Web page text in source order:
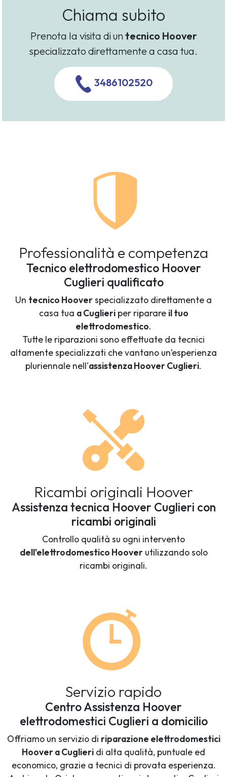
Chiama subito
Prenota la visita di untecnico Hoover
specializzato direttamente a casa tua.
3486102520
Professionalità e competenza
Tecnico elettrodomestico Hoover
Cuglieri qualificato
Un tecnico Hooverspecializzato direttamente a
casa tua a Cuglieriper riparare il tuo
elettrodomestico.
Tutte le riparazioni sono effettuate da tecnici
altamente specializzati che vantano un’esperienza
pluriennale nell'assistenza Hoover Cuglieri.
Ricambi originali Hoover
Assistenza tecnica Hoover Cuglieri con
ricambi originali
Controllo qualità su ogni intervento
dell'elettrodomestico Hooverutilizzando solo
ricambi originali.
Servizio rapido
Centro Assistenza Hoover
elettrodomestici Cuglieri a domicilio
Offriamo un servizio di riparazione elettrodomestici
Hoover a Cuglieri di alta qualità, puntuale ed
economico, grazie a tecnici di provata esperienza.